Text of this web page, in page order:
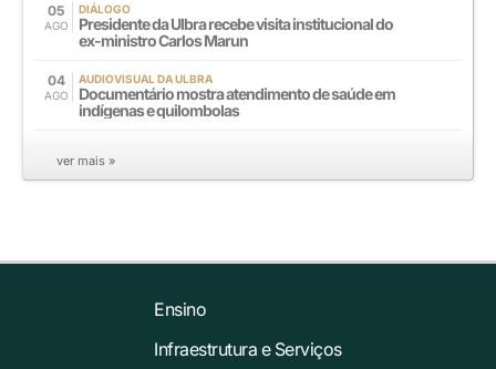
05
AGO
DIÁLOGO
Presidente da Ulbra recebe visita institucional do
ex-ministro Carlos Marun
04
AGO
AUDIOVISUAL DA ULBRA
Documentário mostra atendimento de saúde em
indígenas e quilombolas
ver mais »
Ensino
Infraestrutura e Serviços